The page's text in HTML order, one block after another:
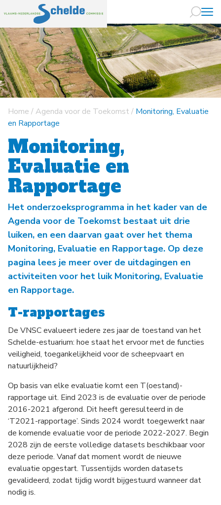
Naar
Home /Agenda voor de Toekomst / Monitoring, Evaluatie
en Rapportage
Monitoring,
Evaluatie en
Rapportage
Het onderzoeksprogramma in het kader van de
Agenda voor de Toekomst bestaat uit drie
luiken, en een daarvan gaat over het thema
Monitoring, Evaluatie en Rapportage. Op deze
pagina lees je meer over de uitdagingen en
activiteiten voor het luik Monitoring, Evaluatie
en Rapportage.
T-rapportages
De VNSC evalueert iedere zes jaar de toestand van het
Schelde-estuarium: hoe staat het ervoor met de functies
veiligheid, toegankelijkheid voor de scheepvaart en
natuurlijkheid?
Op basis van elke evaluatie komt een T(oestand)-
rapportage uit. Eind 2023 is de evaluatie over de periode
2016-2021 afgerond. Dit heeft geresulteerd in de
‘T2021-rapportage’. Sinds 2024 wordt toegewerkt naar
de komende evaluatie voor de periode 2022-2027. Begin
2028 zijn de eerste volledige datasets beschikbaar voor
deze periode. Vanaf dat moment wordt de nieuwe
evaluatie opgestart. Tussentijds worden datasets
gevalideerd, zodat tijdig wordt bijgestuurd wanneer dat
nodig is.